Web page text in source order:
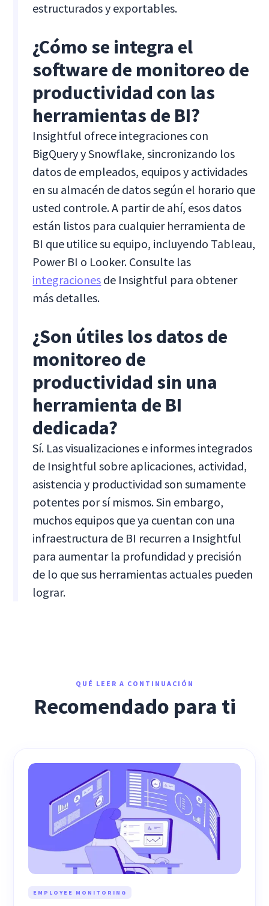
estructurados y exportables.
¿Cómo se integra el
software de monitoreo de
productividad con las
herramientas de BI?
Insightful ofrece integraciones con
BigQuery y Snowflake, sincronizando los
datos de empleados, equipos y actividades
en su almacén de datos según el horario que
usted controle. A partir de ahí, esos datos
están listos para cualquier herramienta de
BI que utilice su equipo, incluyendo Tableau,
Power BI o Looker. Consulte las
integraciones de Insightful para obtener
más detalles.
¿Son útiles los datos de
monitoreo de
productividad sin una
herramienta de BI
dedicada?
Sí. Las visualizaciones e informes integrados
de Insightful sobre aplicaciones, actividad,
asistencia y productividad son sumamente
potentes por sí mismos. Sin embargo,
muchos equipos que ya cuentan con una
infraestructura de BI recurren a Insightful
para aumentar la profundidad y precisión
de lo que sus herramientas actuales pueden
lograr.
QUÉ LEER A CONTINUACIÓN
Recomendado para ti
EMPLOYEE MONITORING